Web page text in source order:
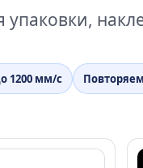
1200 мм/с